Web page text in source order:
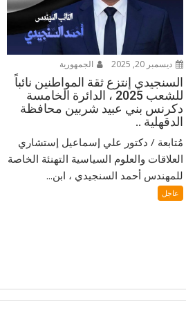
ديسمبر 20, 2025 الجمهورية
السنجيدي إنتزع ثقة المواطنين نائباً
للشعب 2025 ، الدائرة الخامسة
دكرنس بني عبيد شربين محافظة
الدقهلية ..
مُتابعة / دكتور علي إسماعيل إستشاري
العلاقات والعلوم السياسية التهنئة الخاصة
للمهندس أحمد السنجيدي ، ابن...
عاجل